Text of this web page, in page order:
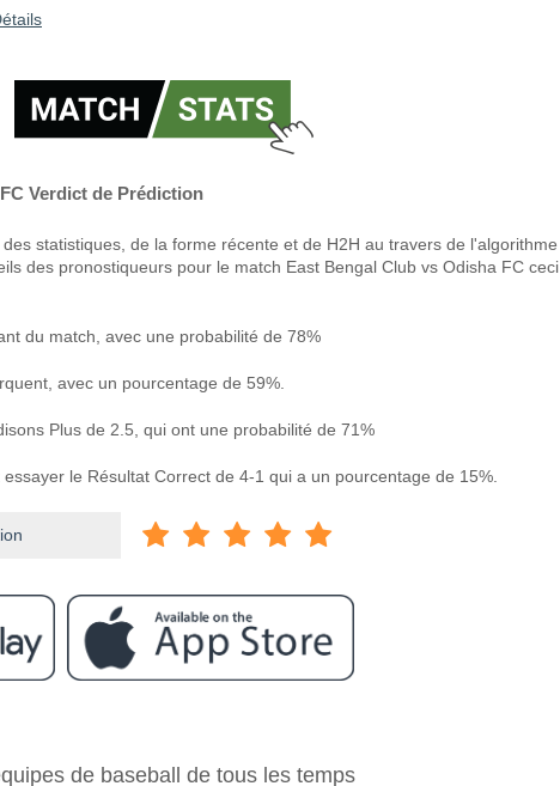
Verdict de Prédiction
statistiques, de la forme récente et de H2H au travers de l'algorithme
des pronostiqueurs pour le match East Bengal Club vs Odisha FC ceci
du match, avec une probabilité de 78%
avec un pourcentage de 59%.
Plus de 2.5, qui ont une probabilité de 71%
le Résultat Correct de 4-1 qui a un pourcentage de 15%.
v Odisha FC 28 April 2026 15:00.
de baseball de tous les temps